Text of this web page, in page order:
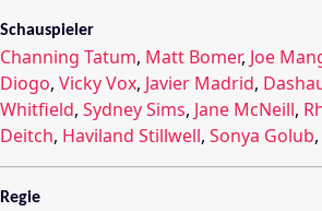
Schauspieler
Channing Tatum, Matt Bomer, Joe
Diogo, Vicky Vox, Javier Madrid,
Whitfield, Sydney Sims, Jane McNeill,
Deitch, Haviland Stillwell, Sonya Golub,
Regie